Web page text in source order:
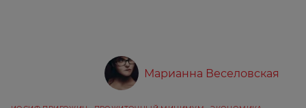
Марианна Веселовская